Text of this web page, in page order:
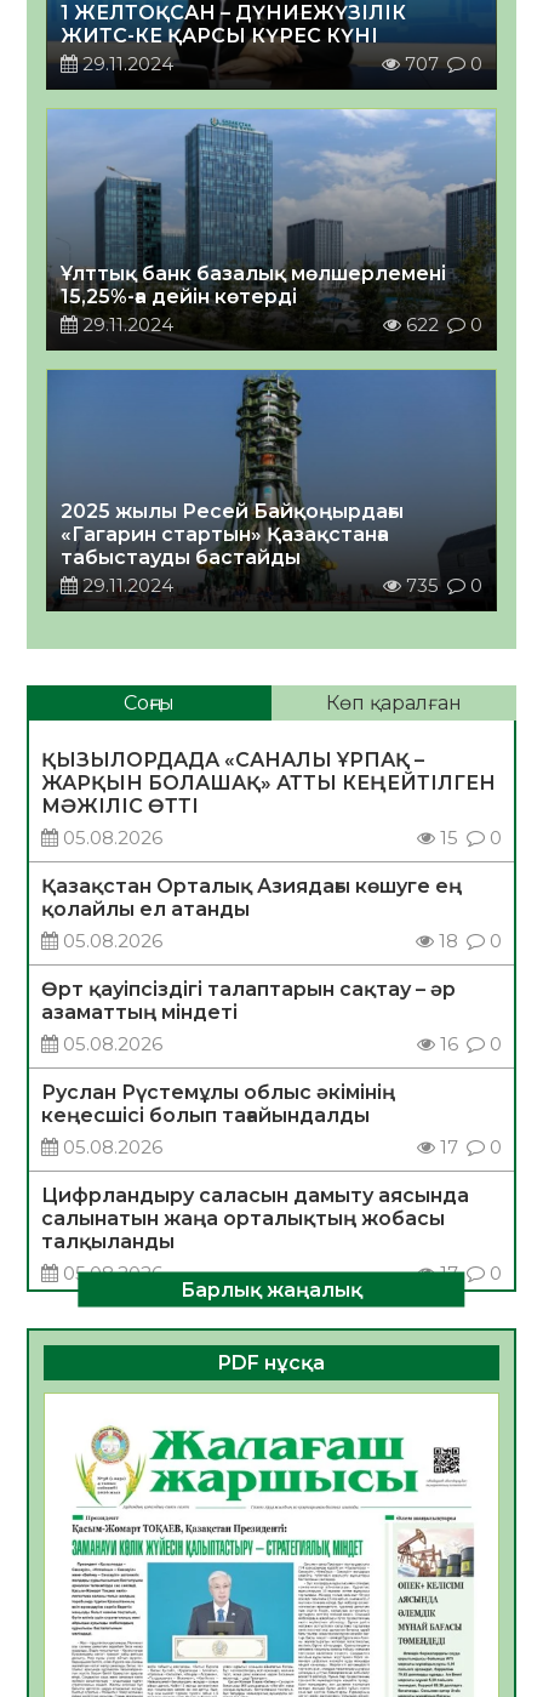
1 ЖЕЛТОҚСАН – ДҮНИЕЖҮЗІЛІК
ЖИТС-КЕ ҚАРСЫ КҮРЕС КҮНІ
29.11.2024
707 0
Ұлттық банк базалық мөлшерлемені
15,25%-ға дейін көтерді
29.11.2024
622 0
2025 жылы Ресей Байқоңырдағы
«Гагарин стартын» Қазақстанға
табыстауды бастайды
29.11.2024
735 0
Соңғы Көп қаралған
ҚЫЗЫЛОРДАДА «САНАЛЫ ҰРПАҚ –
ЖАРҚЫН БОЛАШАҚ» АТТЫ КЕҢЕЙТІЛГЕН
МӘЖІЛІС ӨТТІ
05.08.2026
15 0
Қазақстан Орталық Азиядағы көшуге ең
қолайлы ел атанды
05.08.2026
18 0
Өрт қауіпсіздігі талаптарын сақтау – әр
азаматтың міндеті
05.08.2026
16 0
Руслан Рүстемұлы облыс әкімінің
кеңесшісі болып тағайындалды
05.08.2026
17 0
Цифрландыру саласын дамыту аясында
салынатын жаңа орталықтың жобасы
талқыланды
05.08.2026
17 0
құралдарының таныстырылымы өтті
05.08.2026
17 0
Қазақстандықтардың 72,3%-ы жаңа
Құрылтай үшін дауыс беруге дайын
05.08.2026
18
ӘРБІР ДАУЫС – ҚОҒАМ ДАМУЫНА
ҚОСЫЛҒАН ҮЛЕС
05.08.2026
25
ҚҰРЫЛТАЙ САЙЛАУЫ – БІРЛІК ПЕН
ЖАУАПКЕРШІЛІККЕ БАСТАЙТЫН ҚАДАМ
05.08.2026
23
Барлық жаңалық
PDF нұсқа